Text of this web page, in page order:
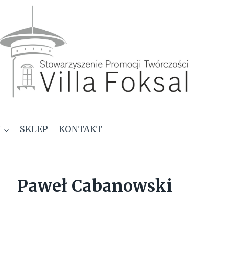
SKLEP KONTAKT
Paweł Cabanowski